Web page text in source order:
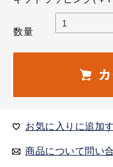
数量
お気に入りに追加
商品について問い